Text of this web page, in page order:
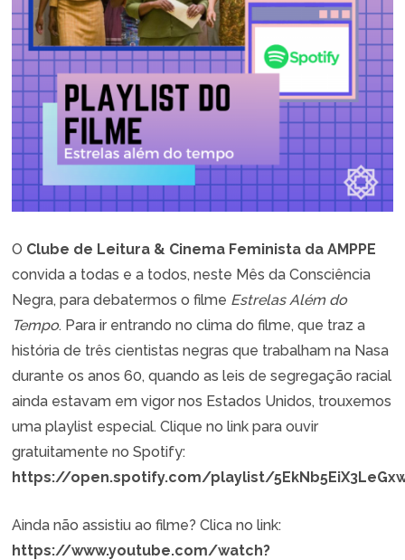
O Clube de Leitura & Cinema Feminista da AMPPE
convida a todas e a todos, neste Mês da Consciência
Negra, para debatermos o filme Estrelas Além do
Tempo. Para ir entrando no clima do filme, que traz a
história de três cientistas negras que trabalham na Nasa
durante os anos 60, quando as leis de segregação racial
ainda estavam em vigor nos Estados Unidos, trouxemos
uma playlist especial. Clique no link para ouvir
gratuitamente no Spotify:
https://open.spotify.com/playlist/
Ainda não assistiu ao filme? Clica no link:
https://www.youtube.com/watch?